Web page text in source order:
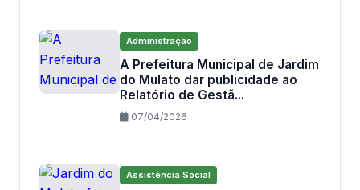
Administração
A Prefeitura Municipal de Jardim
do Mulato dar publicidade ao
Relatório de Gestã...
07/04/2026
Assistência Social